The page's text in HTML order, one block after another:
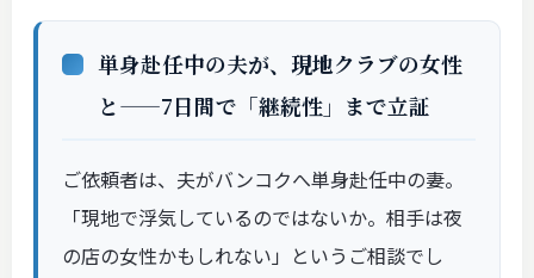
単身赴任中の夫が、現地クラブの女性
と——7日間で「継続性」まで立証
ご依頼者は、夫がバンコクへ単身赴任中の妻。
「現地で浮気しているのではないか。相手は夜
の店の女性かもしれない」というご相談でし